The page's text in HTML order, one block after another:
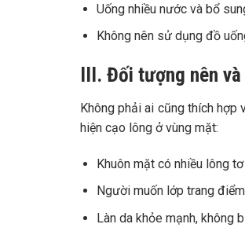
Uống nhiều nước và bổ
Không nên sử dụng đồ
III. Đối tượng nên
Không phải ai cũng thích
hiện cạo lông ở vùng mặt:
Khuôn mặt có nhiều lông tơ
Người muốn lớp trang
Làn da khỏe mạnh, không